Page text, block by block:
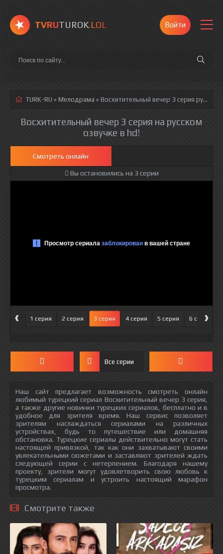
TVRUTUROK.LOL Войти
TURK-RU » Мелодрама » Восхитительный вечер 3 серия русская озвучка полностью смотреть онлайн!
Восхитительный вечер 3 серия на русском
озвучке в hd!
Смотреть онлайн
Вы остановились на 3 серии
‹ 1 серия 2 серия 3 серия 4 серия 5 серия 6 серия
›
Все серии
Наш сайт предлагает возможность смотреть онлайн
любимый турецкий сериал Восхитительный вечер 3 серия,
а также другие новинки турецких сериалов, бесплатно и в
удобное для зрителя время. Наш сервис позволяет
зрителям наслаждаться сериалами на различных
устройствах, будь то путешествие или домашняя
обстановка. Турецкие сериалы действительно могут стать
настоящей привязкой, так как они захватывают своими
увлекательными сюжетами и заставляют зрителей ждать
следующей серии с нетерпением. Благодаря нашему
проекту, зрители могут удовлетворить свою любовь к
турецким сериалам и устроить настоящий марафон
просмотра.
Смотрите также